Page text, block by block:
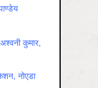
कुमार,
नोएडा